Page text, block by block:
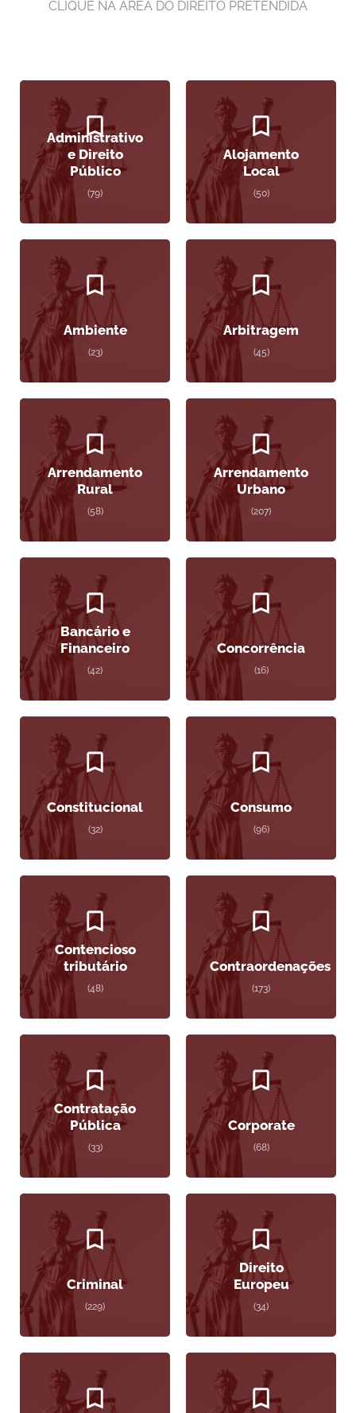
CLIQUE NA ÁREA DO DIREITO PRETENDIDA
Administrativo
e Direito
Público
(79)
Alojamento
Local
(50)
Ambiente
(23)
Arbitragem
(45)
Arrendamento
Rural
(58)
Arrendamento
Urbano
(207)
Bancário e
Financeiro
(42)
Concorrência
(16)
Constitucional
(32)
Consumo
(96)
Contencioso
tributário
(48)
Contraordenações
(173)
Contratação
Pública
(33)
Corporate
(68)
Criminal
(229)
Direito
Europeu
(34)